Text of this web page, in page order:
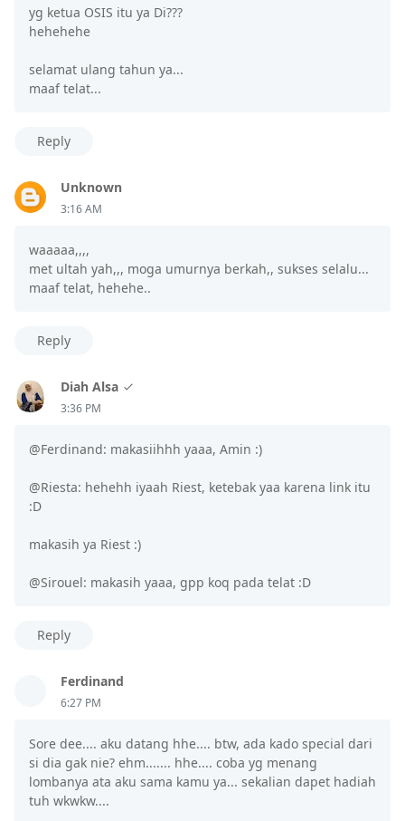
yg ketua OSIS itu ya Di???
hehehehe
selamat ulang tahun ya...
maaf telat...
Reply
Unknown
3:16 AM
waaaaa,,,,
met ultah yah,,, moga umurnya berkah,, sukses selalu...
maaf telat, hehehe..
Reply
Diah Alsa
3:36 PM
@Ferdinand: makasiihhh yaaa, Amin :)
@Riesta: hehehh iyaah Riest, ketebak yaa karena link itu
:D
makasih ya Riest :)
@Sirouel: makasih yaaa, gpp koq pada telat :D
Reply
Ferdinand
6:27 PM
Sore dee.... aku datang hhe.... btw, ada kado special dari
si dia gak nie? ehm....... hhe.... coba yg menang
lombanya ata aku sama kamu ya... sekalian dapet hadiah
tuh wkwkw....